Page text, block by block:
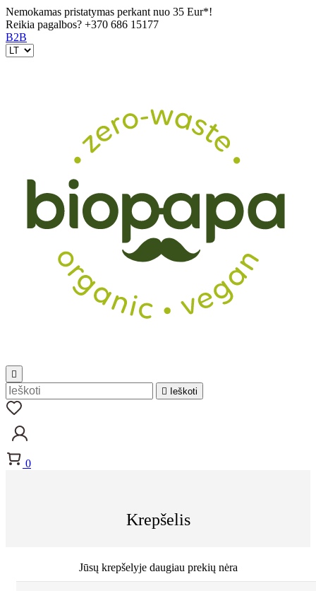
Nemokamas pristatymas perkant nuo 35 Eur*!
Reikia pagalbos? +370 686 15177
B2B


Ieškoti
0
Krepšelis
Jūsų krepšelyje daugiau prekių nėra